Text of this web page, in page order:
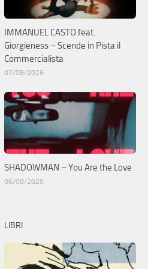
IMMANUEL CASTO feat.
Giorgieness – Scende in Pista il
Commercialista
07/08/2026
SHADOWMAN – You Are the Love
06/08/2026
LIBRI